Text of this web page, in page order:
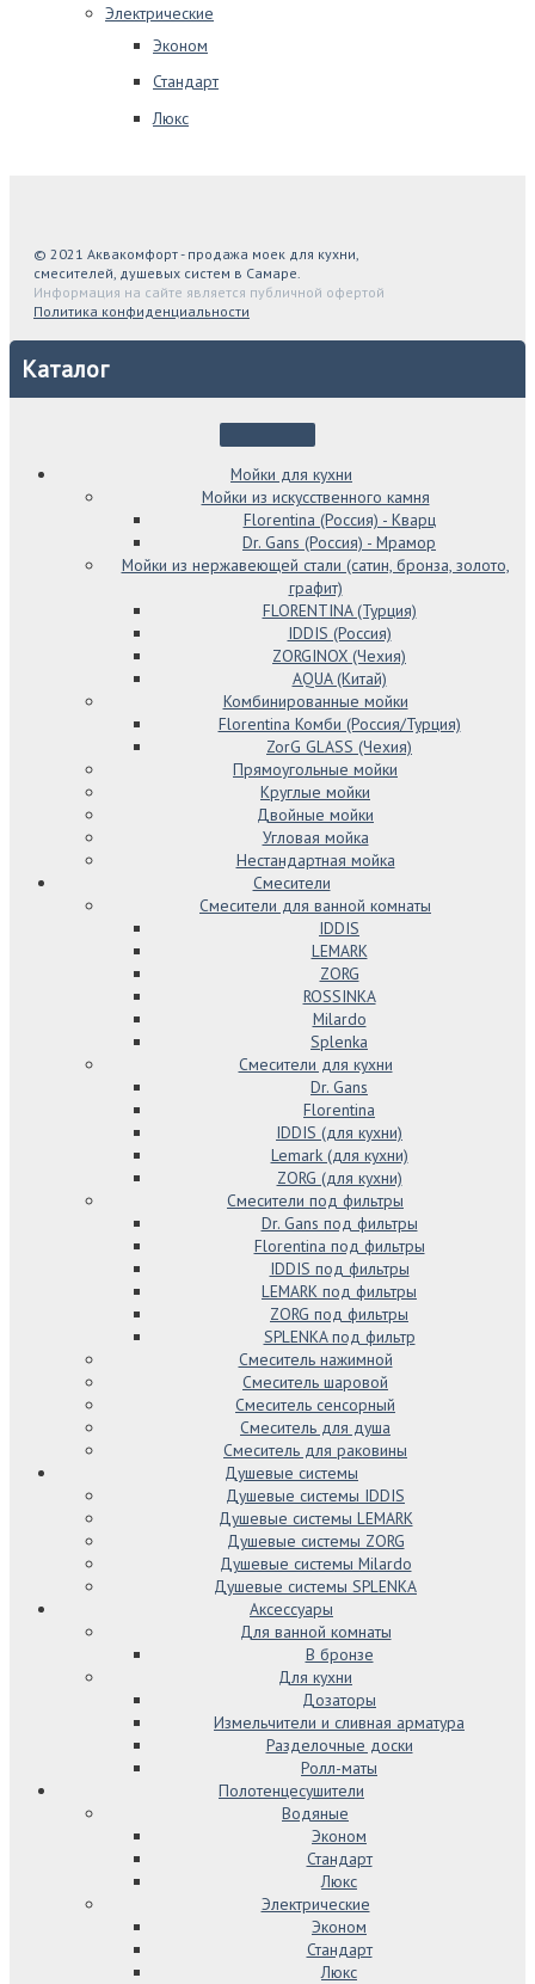
Электрические
Эконом
Стандарт
Люкс
© 2021 Аквакомфорт - продажа моек для кухни,
смесителей, душевых систем в Самаре.
Информация на сайте является публичной офертой
Политика конфиденциальности
Каталог
Мойки для кухни
Мойки из искусственного камня
Florentina (Россия) - Кварц
Dr. Gans (Россия) - Мрамор
Мойки из нержавеющей стали (сатин, бронза, золото,
графит)
FLORENTINA (Турция)
IDDIS (Россия)
ZORGINOX (Чехия)
AQUA (Китай)
Комбинированные мойки
Florentina Комби (Россия/Турция)
ZorG GLASS (Чехия)
Прямоугольные мойки
Круглые мойки
Двойные мойки
Угловая мойка
Нестандартная мойка
Смесители
Смесители для ванной комнаты
IDDIS
LEMARK
ZORG
ROSSINKA
Milardo
Splenka
Смесители для кухни
Dr. Gans
Florentina
IDDIS (для кухни)
Lemark (для кухни)
ZORG (для кухни)
Смесители под фильтры
Dr. Gans под фильтры
Florentina под фильтры
IDDIS под фильтры
LEMARK под фильтры
ZORG под фильтры
SPLENKA под фильтр
Смеситель нажимной
Смеситель шаровой
Смеситель сенсорный
Смеситель для душа
Смеситель для раковины
Душевые системы
Душевые системы IDDIS
Душевые системы LEMARK
Душевые системы ZORG
Душевые системы Milardo
Душевые системы SPLENKA
Аксессуары
Для ванной комнаты
В бронзе
Для кухни
Дозаторы
Измельчители и сливная арматура
Разделочные доски
Ролл-маты
Полотенцесушители
Водяные
Эконом
Стандарт
Люкс
Электрические
Эконом
Стандарт
Люкс